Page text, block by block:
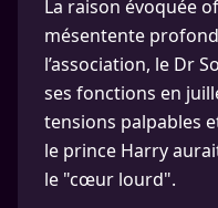
La raison évoquée
mésentente
l’association, le Dr
ses fonctions en
tensions palpables
le prince Harry
le "cœur lourd".